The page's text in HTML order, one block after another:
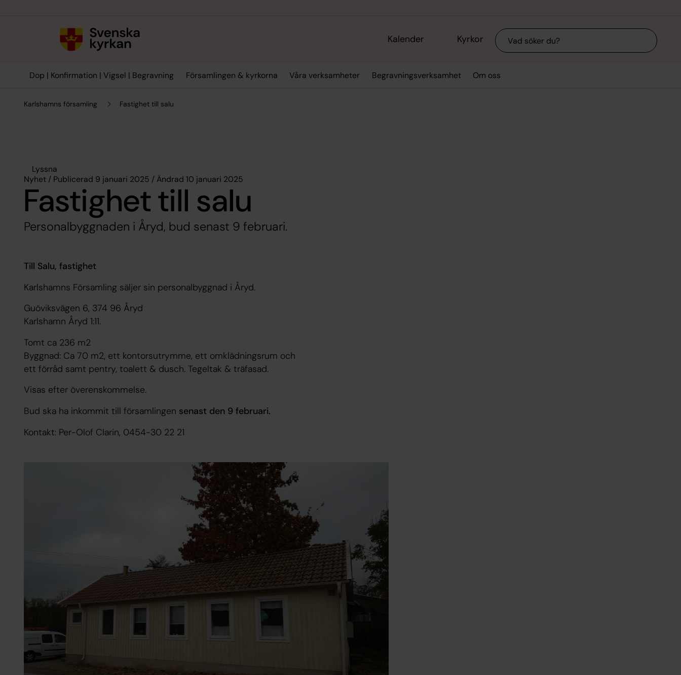
Kalender Kyrkor Sök
Dop | Konfirmation | Vigsel | Begravning Församlingen & kyrkorna Våra verksamheter Begravningsverksamhet Om oss
Karlshamns församling Fastighet till salu
Lyssna
Nyhet / Publicerad 9 januari 2025 / Ändrad 10 januari 2025
Fastighet till salu
Personalbyggnaden i Åryd, bud senast 9 februari.
Till Salu, fastighet
Karlshamns Församling säljer sin personalbyggnad i Åryd.
Guöviksvägen 6, 374 96 Åryd
Karlshamn Åryd 1:11.
Tomt ca 236 m2
Byggnad: Ca 70 m2, ett kontorsutrymme, ett omklädningsrum och
ett förråd samt pentry, toalett & dusch. Tegeltak & träfasad.
Visas efter överenskommelse.
Bud ska ha inkommit till församlingen senast den 9 februari.
Kontakt: Per-Olof Clarin, 0454-30 22 21